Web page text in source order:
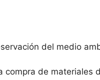
del medio
de materiales